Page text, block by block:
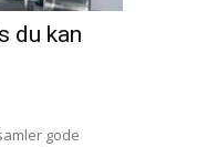
du kan
gode